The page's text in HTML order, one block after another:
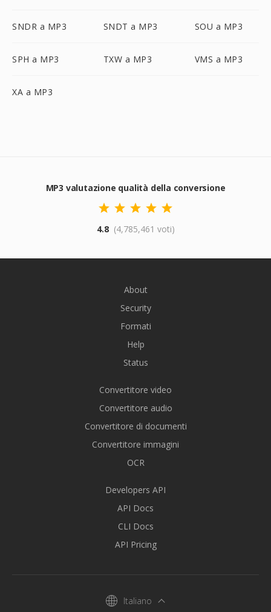
SNDR a MP3 SNDT a MP3 SOU a MP3
SPH a MP3 TXW a MP3 VMS a MP3
XA a MP3
MP3 valutazione qualità della conversione
4.8 (4,785,461 voti)
About
Security
Formati
Help
Status
Convertitore video
Convertitore audio
Convertitore di documenti
Convertitore immagini
OCR
Developers API
API Docs
CLI Docs
API Pricing
Italiano